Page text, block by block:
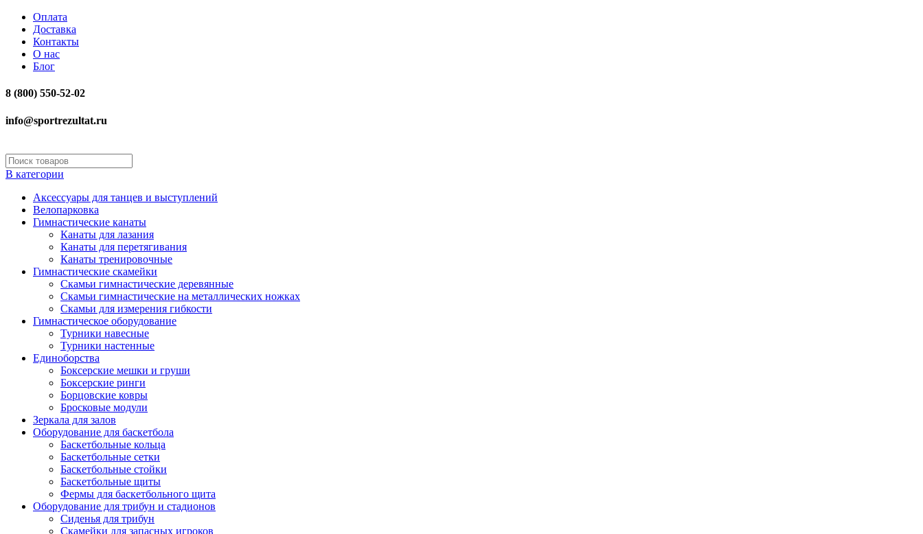
Оплата
Доставка
Контакты
О нас
Блог
8 (800) 550-52-02
info@sportrezultat.ru
В категории
Аксессуары для танцев и выступлений
Велопарковка
Гимнастические канаты
Канаты для лазания
Канаты для перетягивания
Канаты тренировочные
Гимнастические скамейки
Скамьи гимнастические деревянные
Скамьи гимнастические на металлических ножках
Скамьи для измерения гибкости
Гимнастическое оборудование
Турники навесные
Турники настенные
Единоборства
Боксерские мешки и груши
Боксерские ринги
Борцовские ковры
Бросковые модули
Зеркала для залов
Оборудование для баскетбола
Баскетбольные кольца
Баскетбольные сетки
Баскетбольные стойки
Баскетбольные щиты
Фермы для баскетбольного щита
Оборудование для трибун и стадионов
Сиденья для трибун
Скамейки для запасных игроков